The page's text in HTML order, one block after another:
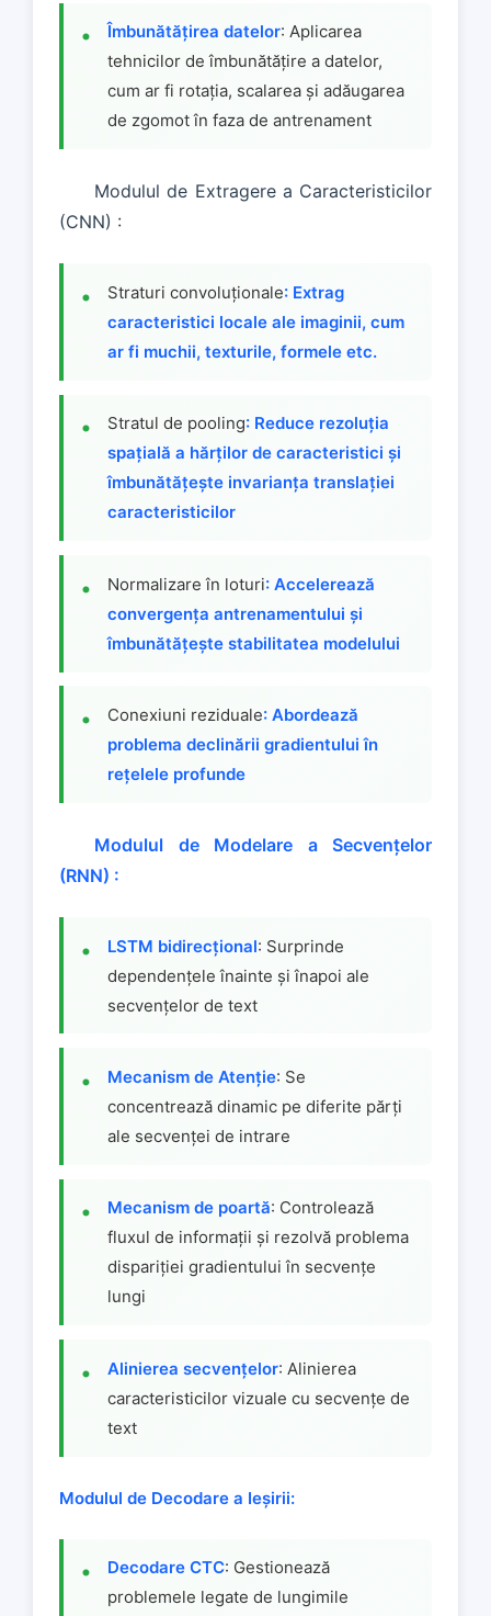
Îmbunătățirea datelor: Aplicarea
tehnicilor de îmbunătățire a datelor,
cum ar fi rotația, scalarea și adăugarea
de zgomot în faza de antrenament
Modulul de Extragere a Caracteristicilor
(CNN) :
Straturi convoluționale: Extrag
caracteristici locale ale imaginii, cum
ar fi muchii, texturile, formele etc.
Stratul de pooling: Reduce rezoluția
spațială a hărților de caracteristici și
îmbunătățește invarianța translației
caracteristicilor
Normalizare în loturi: Accelerează
convergența antrenamentului și
îmbunătățește stabilitatea modelului
Conexiuni reziduale: Abordează
problema declinării gradientului în
rețelele profunde
Modulul de Modelare a Secvențelor
(RNN) :
LSTM bidirecțional: Surprinde
dependențele înainte și înapoi ale
secvențelor de text
Mecanism de Atenție: Se
concentrează dinamic pe diferite părți
ale secvenței de intrare
Mecanism de poartă: Controlează
fluxul de informații și rezolvă problema
dispariției gradientului în secvențe
lungi
Alinierea secvențelor: Alinierea
caracteristicilor vizuale cu secvențe de
text
Modulul de Decodare a Ieșirii:
Decodare CTC: Gestionează
problemele legate de lungimile